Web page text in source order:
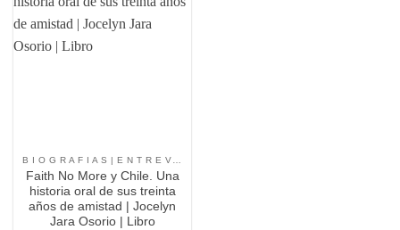
Faith No More y Chile. Una
historia oral de sus treinta
años de amistad | Jocelyn
Jara Osorio | Libro